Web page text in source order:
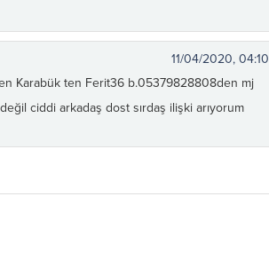
11/04/2020, 04:10
Karabük ten Ferit36 b.05379828808den mj
ciddi arkadaş dost sırdaş ilişki arıyorum